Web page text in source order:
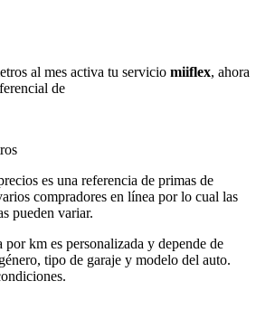
al mes activa tu servicio miiflex, ahora
de
es una referencia de primas de
compradores en línea por lo cual las
pueden variar.
por km es personalizada y depende de
tipo de garaje y modelo del auto.